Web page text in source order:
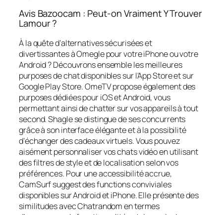
Avis Bazoocam : Peut-on Vraiment Y Trouver
Lamour ?
À la quête d’alternatives sécurisées et
divertissantes à Omegle pour votre iPhone ou votre
Android ? Découvrons ensemble les meilleures
purposes de chat disponibles sur l’App Store et sur
Google Play Store. OmeTV propose également des
purposes dédiées pour iOS et Android, vous
permettant ainsi de chatter sur vos appareils à tout
second. Shagle se distingue de ses concurrents
grâce à son interface élégante et à la possibilité
d’échanger des cadeaux virtuels. Vous pouvez
aisément personnaliser vos chats vidéo en utilisant
des filtres de style et de localisation selon vos
préférences. Pour une accessibilité accrue,
CamSurf suggest des functions conviviales
disponibles sur Android et iPhone. Elle présente des
similitudes avec Chatrandom en termes